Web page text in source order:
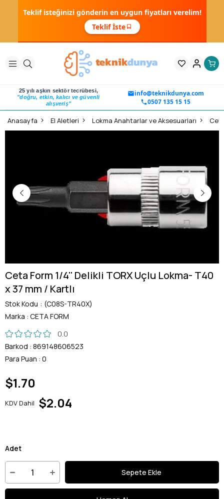
Teklif isteğinizi gönderin en uygun fiyatları verelim!
Teklif İste
25 yılı aşkın sektör tecrübesi,
"doğru, etkin, kalıcı ve güvenli
alışveriş"
info@teknikdunya.com
0507 135 15 15
Anasayfa El Aletleri Lokma Anahtarlar ve Aksesuarları
Ceta Form 1/4'' Delikli TORX Uçlu Lokma- T40
x 37 mm / Kartlı
Stok Kodu
(C08S-TR40X)
Marka : CETA FORM
0.0
Barkod : 869148606523
Para Puan : 0
$1.70
KDV Dahil $2.04
Adet